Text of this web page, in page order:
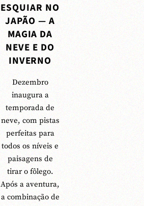
ESQUIAR NO
JAPÃO — A
MAGIA DA
NEVE E DO
INVERNO
Dezembro
inaugura a
temporada de
neve, com pistas
perfeitas para
todos os níveis e
paisagens de
tirar o fôlego.
Após a aventura,
a combinação de